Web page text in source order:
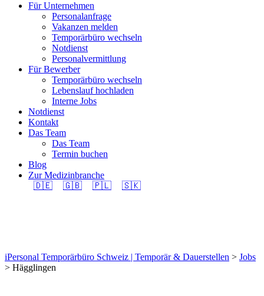
Für Unternehmen
Personalanfrage
Vakanzen melden
Temporärbüro wechseln
Notdienst
Personalvermittlung
Für Bewerber
Temporärbüro wechseln
Lebenslauf hochladen
Interne Jobs
Notdienst
Kontakt
Das Team
Das Team
Termin buchen
Blog
Zur Medizinbranche
🇩🇪
🇬🇧 🇵🇱 🇸🇰
iPersonal Temporärbüro Schweiz | Temporär & Dauerstellen > Jobs
> Hägglingen